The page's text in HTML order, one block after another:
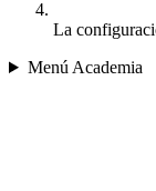
La
Menú Academia